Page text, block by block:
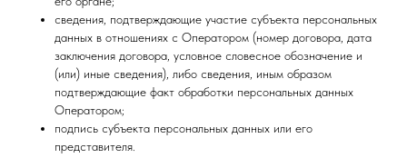
сведения, подтверждающие участие субъекта персональных
данных в отношениях с Оператором (номер договора, дата
заключения договора, условное словесное обозначение и
(или) иные сведения), либо сведения, иным образом
подтверждающие факт обработки персональных данных
Оператором;
подпись субъекта персональных данных или его
представителя.